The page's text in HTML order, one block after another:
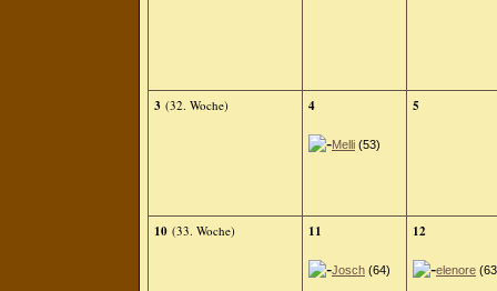
3 (32. Woche) 4
Melli (53)
5
10 (33. Woche) 11
Josch (64)
12
elenore